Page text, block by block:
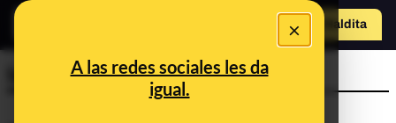
×
A las redes sociales les da
igual.
Hazte Maldita
lamiendo